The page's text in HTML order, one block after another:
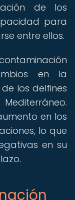
de los
para
entre ellos.
en la
los delfines
en los
lo que
en su